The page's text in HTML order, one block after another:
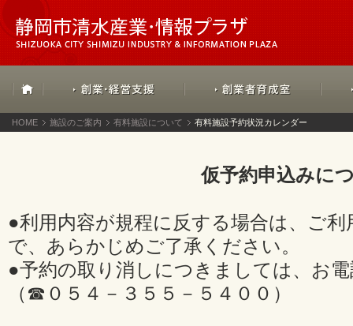
HOME 施設のご案内 有料施設について 有料施設予約状況カレンダー
仮予約申込みに
●利用内容が規程に反する場合は、ご
で、あらかじめご了承ください。
●予約の取り消しにつきましては、お
（☎０５４－３５５－５４００）